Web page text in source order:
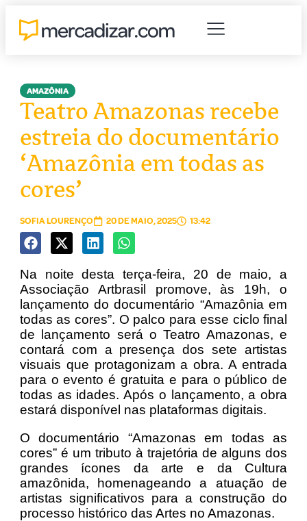
AMAZÔNIA
Teatro Amazonas recebe
estreia do documentário
‘Amazônia em todas as
cores’
SOFIA LOURENÇO 20 DE MAIO, 2025 13:42
Na noite desta terça-feira, 20 de maio, a
Associação Artbrasil promove, às 19h, o
lançamento do documentário “Amazônia em
todas as cores”. O palco para esse ciclo final
de lançamento será o Teatro Amazonas, e
contará com a presença dos sete artistas
visuais que protagonizam a obra. A entrada
para o evento é gratuita e para o público de
todas as idades. Após o lançamento, a obra
estará disponível nas plataformas digitais.
O documentário “Amazonas em todas as
cores” é um tributo à trajetória de alguns dos
grandes ícones da arte e da Cultura
amazônida, homenageando a atuação de
artistas significativos para a construção do
processo histórico das Artes no Amazonas.